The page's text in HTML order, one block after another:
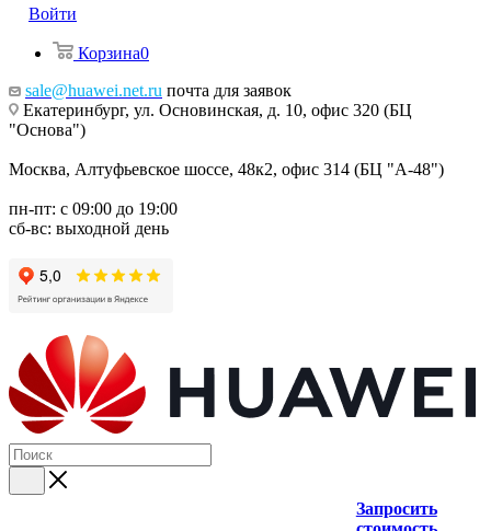
Войти
Корзина0
sale@huawei.net.ru почта для заявок
Екатеринбург, ул. Основинская, д. 10, офис 320 (БЦ
"Основа")
Москва, Алтуфьевское шоссе, 48к2, офис 314 (БЦ "А-48")
пн-пт: с 09:00 до 19:00
сб-вс: выходной день
Запросить